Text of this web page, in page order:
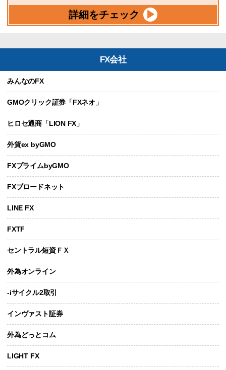
詳細をチェック
FX会社
みんなのFX
GMOクリック証券「FXネオ」
ヒロセ通商「LION FX」
外貨ex byGMO
FXプライムbyGMO
FXブロードネット
LINE FX
FXTF
セントラル短資ＦＸ
外為オンライン
-iサイクル2取引
インヴァスト証券
外為どっとコム
LIGHT FX